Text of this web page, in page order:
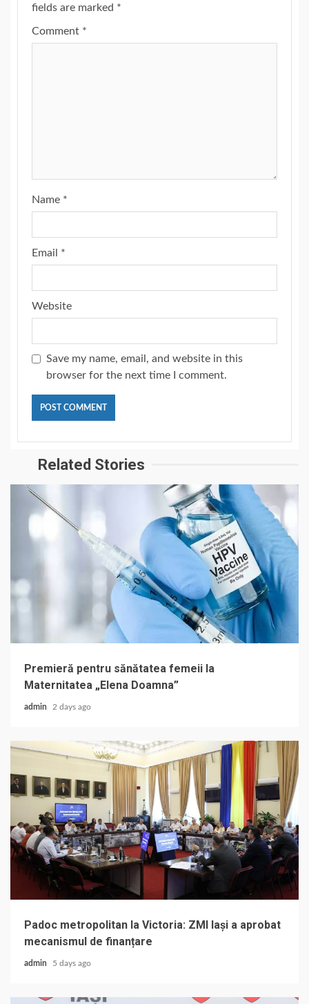
fields are marked *
Comment *
Name *
Email *
Website
Save my name, email, and website in this
browser for the next time I comment.
Related Stories
Premieră pentru sănătatea femeii la
Maternitatea „Elena Doamna”
admin 2 days ago
Padoc metropolitan la Victoria: ZMI Iași a aprobat
mecanismul de finanțare
admin 5 days ago